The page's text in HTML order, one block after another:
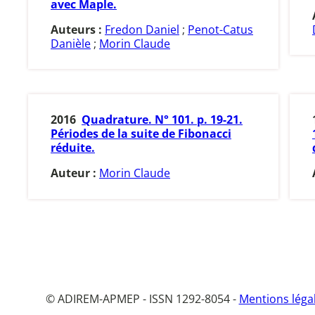
avec Maple.
Auteurs : Fredon Daniel ; Penot-Catus
Danièle ; Morin Claude
2016 Quadrature. N° 101. p. 19-21.
Périodes de la suite de Fibonacci
réduite.
Auteur : Morin Claude
© ADIREM-APMEP - ISSN 1292-8054 - Mentions